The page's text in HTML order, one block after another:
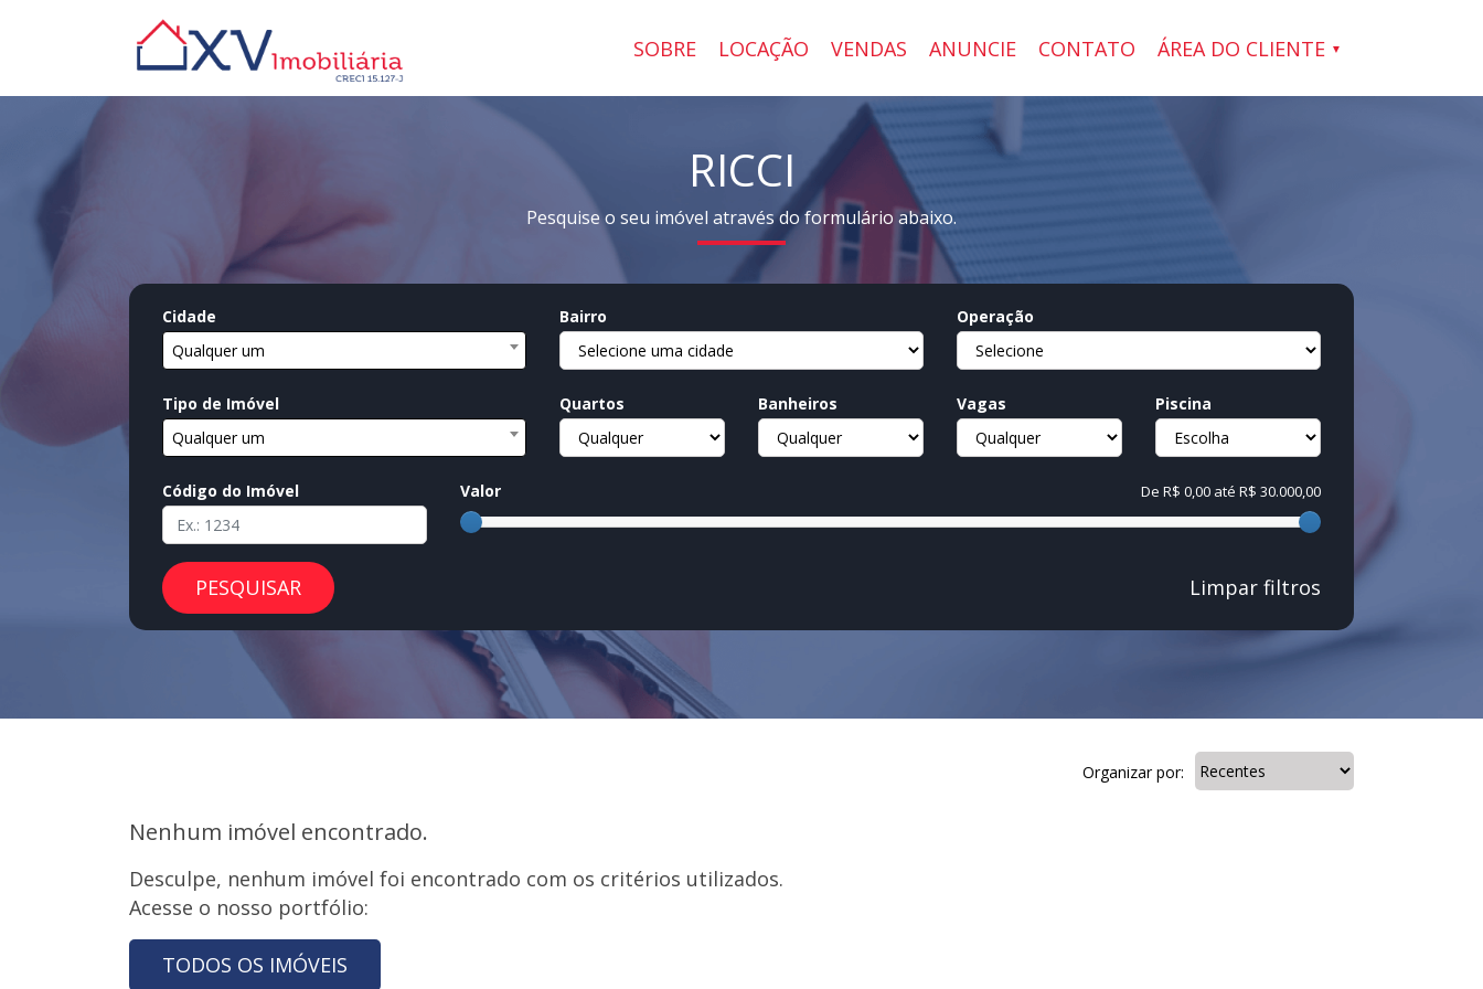
SOBRE LOCAÇÃO VENDAS ANUNCIE CONTATO ÁREA DO CLIENTE
RICCI
Pesquise o seu imóvel através do formulário abaixo.
Cidade
Qualquer um
Bairro Operação
Tipo de Imóvel
Qualquer um
Quartos Banheiros Vagas Piscina
Código do Imóvel Valor De R$ 0,00 até R$ 30.000,00
Limpar filtros
PESQUISAR
Organizar por:
Nenhum imóvel encontrado.
Desculpe, nenhum imóvel foi encontrado com os critérios utilizados.
Acesse o nosso portfólio:
TODOS OS IMÓVEIS